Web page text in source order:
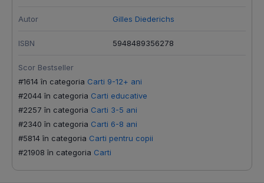
Autor Gilles Diederichs
ISBN 5948489356278
Scor Bestseller
#1614 în categoria Carti 9-12+ ani
#2044 în categoria Carti educative
#2257 în categoria Carti 3-5 ani
#2340 în categoria Carti 6-8 ani
#5814 în categoria Carti pentru copii
#21908 în categoria Carti